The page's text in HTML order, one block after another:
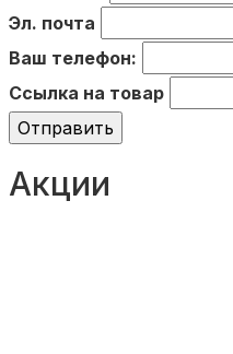
Эл. почта
Ваш телефон:
Ссылка на товар
Отправить
Акции